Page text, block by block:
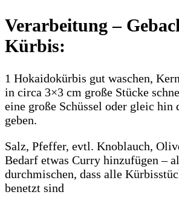
Verarbeitung –
Kürbis:
1 Hokaidokürbis gut waschen,
in circa 3×3 cm große Stücke
eine große Schüssel oder gleic
geben.
Salz, Pfeffer, evtl. Knoblauch,
Bedarf etwas Curry hinzufügen –
durchmischen, dass alle
benetzt sind